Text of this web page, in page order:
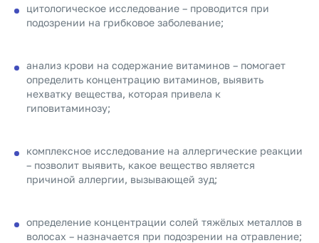
цитологическое исследование – проводится при
подозрении на грибковое заболевание;
анализ крови на содержание витаминов – помогает
определить концентрацию витаминов, выявить
нехватку вещества, которая привела к
гиповитаминозу;
комплексное исследование на аллергические реакции
– позволит выявить, какое вещество является
причиной аллергии, вызывающей зуд;
определение концентрации солей тяжёлых металлов в
волосах – назначается при подозрении на отравление;